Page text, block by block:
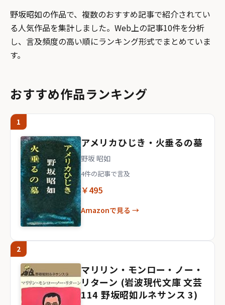
野坂昭如の作品で、複数のおすすめ記事で紹介されてい
る人気作品を集計しました。Web上の記事10件を分析
し、言及頻度の高い順にランキング形式でまとめていま
す。
おすすめ作品ランキング
1
アメリカひじき・火垂るの墓
野坂 昭如
4件の記事で言及
￥495
Amazonで見る →
2
マリリン・モンロー・ノー・
リターン (岩波現代文庫 文芸
114 野坂昭如ルネサンス 3)